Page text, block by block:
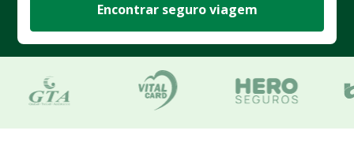
Encontrar seguro viagem